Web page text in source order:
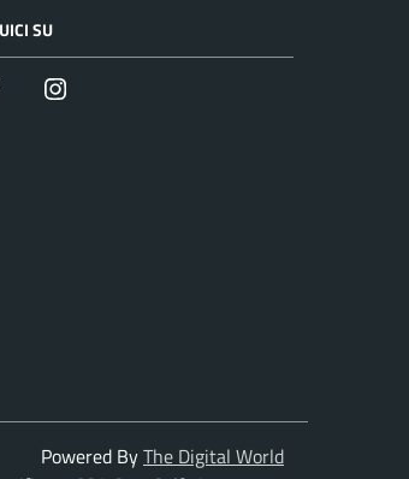
SU
Facebook
Powered ByThe Digital World